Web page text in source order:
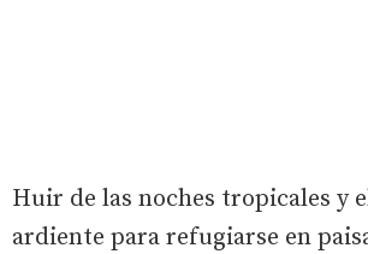
Huir de las noches tropicales y
ardiente para refugiarse en